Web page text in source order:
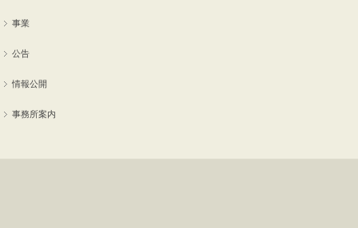
事業
公告
情報公開
事務所案内